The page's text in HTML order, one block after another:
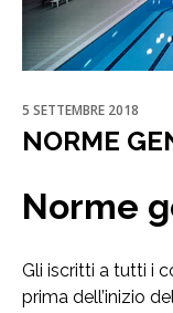
5 SETTEMBRE 2018
NORME
Norme
Gli iscritti a tutti i
prima dell’inizio